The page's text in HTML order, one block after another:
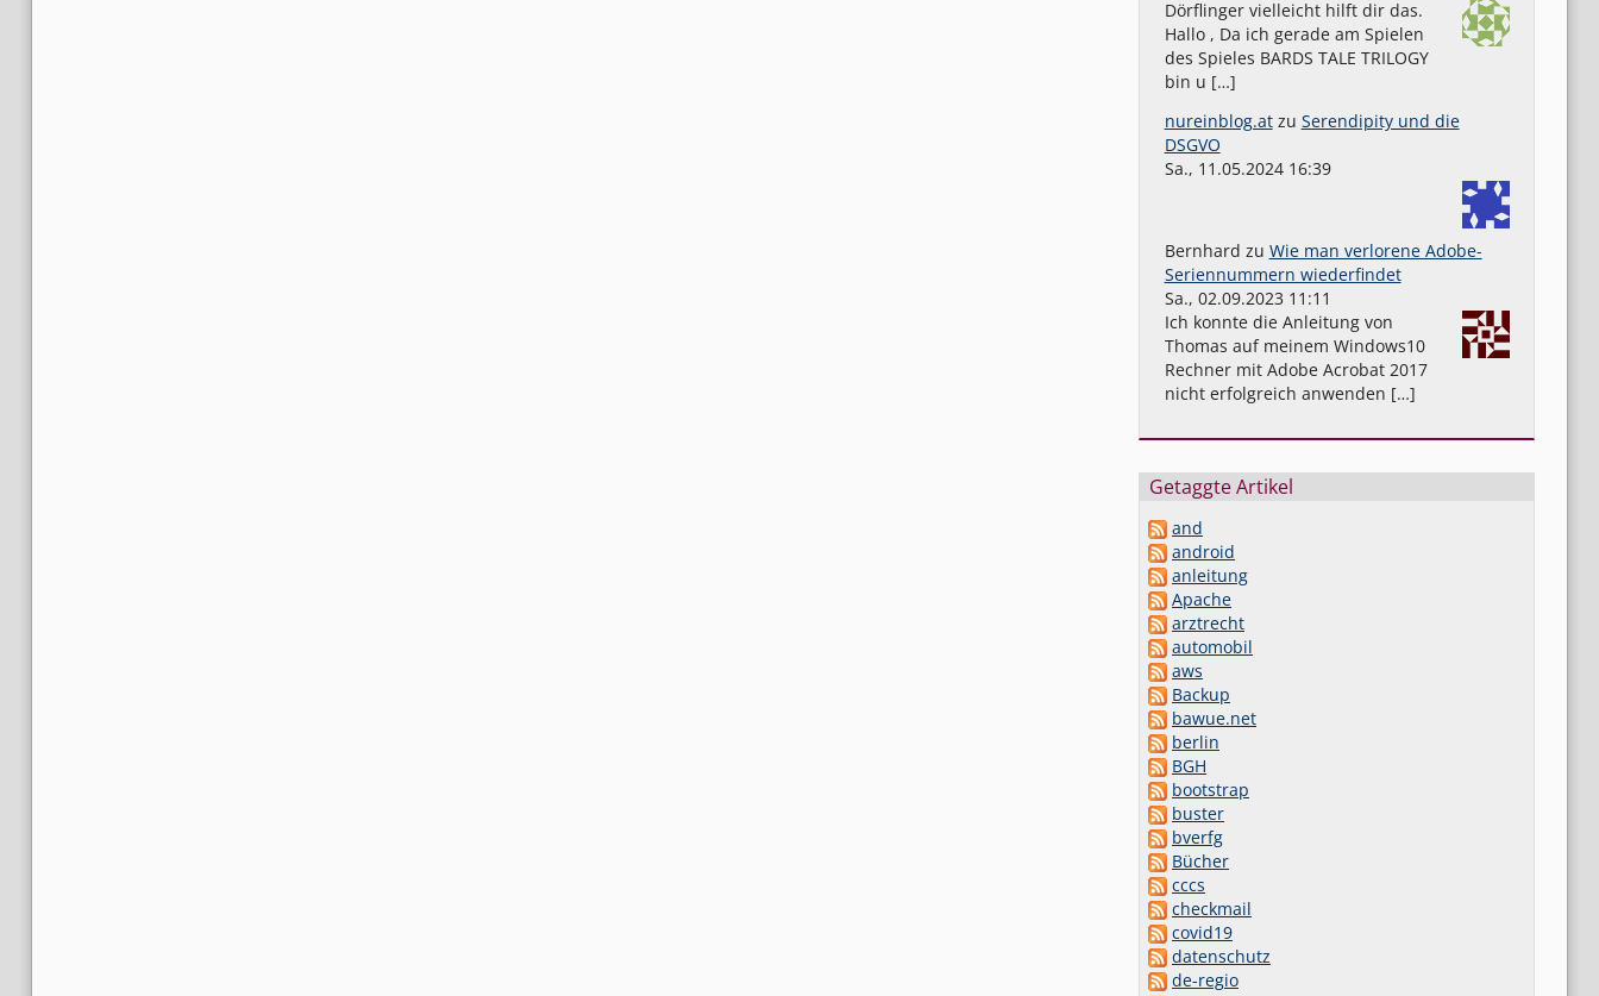
Dörflinger vielleicht hilft dir das.
Hallo , Da ich gerade am Spielen
des Spieles BARDS TALE TRILOGY
bin u […]
nureinblog.atzu Serendipity und die
DSGVO
Sa., 11.05.2024 16:39
Bernhard zu Wie man verlorene Adobe-
Seriennummern wiederfindet
Sa., 02.09.2023 11:11
Ich konnte die Anleitung von
Thomas auf meinem Windows10
Rechner mit Adobe Acrobat 2017
nicht erfolgreich anwenden […]
Getaggte Artikel
and
android
anleitung
Apache
arztrecht
automobil
aws
Backup
bawue.net
berlin
BGH
bootstrap
buster
bverfg
Bücher
cccs
checkmail
covid19
datenschutz
de-regio